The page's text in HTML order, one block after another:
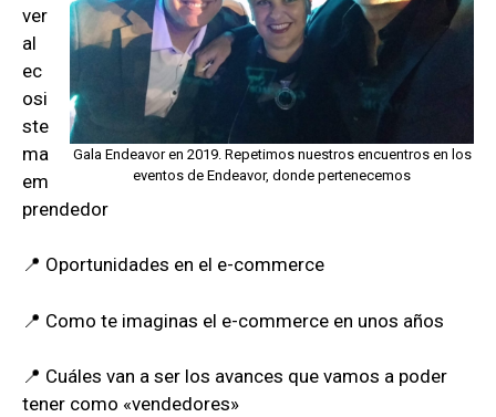
Gala Endeavor en 2019. Repetimos nuestros encuentros en los
eventos de Endeavor, donde pertenecemos
ver
al
ec
osi
ste
ma
em
prendedor
📍 Oportunidades en el e-commerce
📍 Como te imaginas el e-commerce en unos años
📍 Cuáles van a ser los avances que vamos a poder
tener como «vendedores»